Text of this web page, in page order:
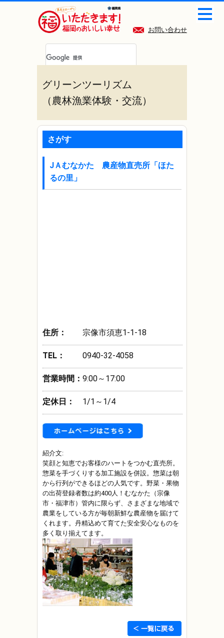
お問い合わせ
グリーンツーリズム
（農林漁業体験・交流）
さがす
JＡむなかた 農産物直売所「ほた
るの里」
住所： 宗像市須恵1-1-18
TEL： 0940-32-4058
営業時間： 9:00～17:00
定休日： 1/1～1/4
紹介文:
笑顔と知恵でお客様のハートをつかむ直売所。
惣菜を手づくりする加工施設を併設。惣菜は朝
から行列ができるほどの人気です。野菜・果物
の出荷登録者数は約400人！むなかた（宗像
市・福津市）管内に限らず、さまざまな地域で
農業をしている方が毎朝新鮮な農産物を届けて
くれます。丹精込めて育てた安全安心なものを
多く取り揃えてます。